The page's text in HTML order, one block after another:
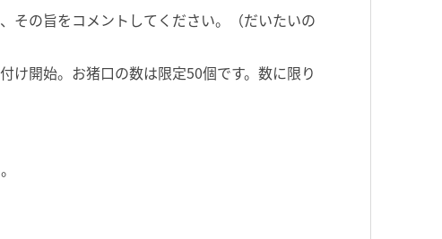
その旨をコメントしてください。（だいたいの
け開始。お猪口の数は限定50個です。数に限り